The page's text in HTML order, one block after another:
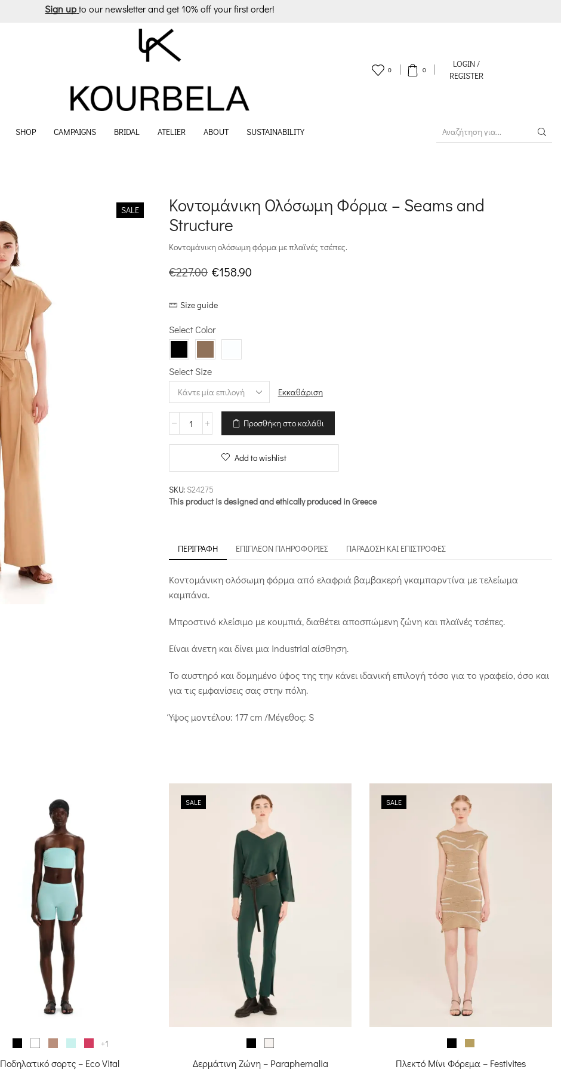
Sign up to our newsletter and get 10% off your first order!
0 0
LOGIN /
REGISTER
SHOP CAMPAIGNS BRIDAL ATELIER ABOUT SUSTAINABILITY
SEARCH
SALE
Κοντομάνικη Ολόσωμη Φόρμα – Seams and
Structure
Κοντομάνικη ολόσωμη φόρμα με πλαϊνές τσέπες.
€227.00 Original
was:
€227.00.
€158.90
Size guide
Select Color
Select Size
Εκκαθάριση
Ολόσωμη
Structure
ποσότητα
Προσθήκη στο καλάθι
Add to wishlist
SKU: S24275
This product is designed and ethically produced in Greece
ΠΕΡΙΓΡΑΦΉ ΕΠΙΠΛΈΟΝ ΠΛΗΡΟΦΟΡΊΕΣ ΠΑΡΆΔΟΣΗ ΚΑΙ ΕΠΙΣΤΡΟΦΈΣ
Κοντομάνικη ολόσωμη φόρμα από ελαφριά βαμβακερή γκαμπαρντίνα με τελείωμα
καμπάνα.
Μπροστινό κλείσιμο με κουμπιά, διαθέτει αποσπώμενη ζώνη και πλαϊνές τσέπες.
Είναι άνετη και δίνει μια industrial αίσθηση.
Το αυστηρό και δομημένο ύφος της την κάνει ιδανική επιλογή τόσο για το γραφείο, όσο και
για τις εμφανίσεις σας στην πόλη.
Ύψος μοντέλου: 177 cm /Μέγεθος: S
+1
Ποδηλατικό σορτς – Eco Vital
SALE
Δερμάτινη Ζώνη – Paraphernalia
SALE
Πλεκτό Μίνι Φόρεμα – Festivites